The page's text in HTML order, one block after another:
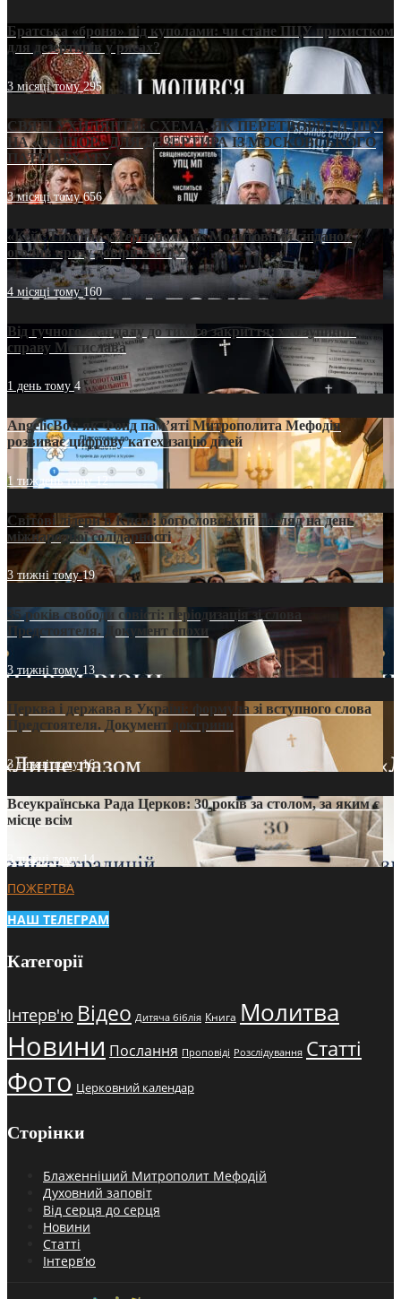
Братська «броня» під куполами: чи стане ПЦУ прихистком
для дезертирів у рясах?
3 місяці тому295
СВЯТІ УХИЛЯНТИ: СХЕМА, ЯК ПЕРЕТВОРИТИ ПЦУ
НА «ОФШОР» ДЛЯ ДЕЗЕРТИРА ІЗ МОСКОВСЬКОГО
ПАТРІАРХАТУ
3 місяці тому656
«Кейс Тихона» у Тернополі: як Молитовний сніданок
оголив кризу довіри в ПЦУ
4 місяці тому160
Від гучного скандалу до тихого закриття: хто зупинив
справу Мстислава
1 день тому4
AngelicBot: як Фонд пам’яті Митрополита Мефодія
розвиває цифрову катехизацію дітей
1 тиждень тому12
Світові лідери в Києві: богословський погляд на день
міжнародної солідарності
3 тижні тому19
35 років свободи совісті: періодизація зі слова
Предстоятеля. Документ епохи
3 тижні тому 13
Церква і держава в Україні: формула зі вступного слова
Предстоятеля. Документ доктрини
3 тижні тому16
Всеукраїнська Рада Церков: 30 років за столом, за яким є
місце всім
3 тижні тому14
ПОЖЕРТВА
НАШ ТЕЛЕГРАМ
Категорії
Інтерв'ю Відео Дитяча біблія Книга Молитва
Новини Послання Проповіді Розслідування Статті
Фото Церковний календар
Сторінки
Блаженніший Митрополит Мефодій
Духовний заповіт
Від серця до серця
Новини
Статті
Інтерв’ю